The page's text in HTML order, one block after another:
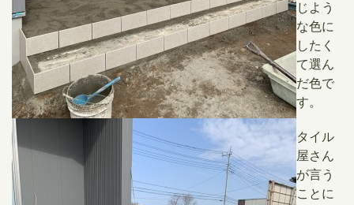
じよう
な色に
したく
て選ん
だ色で
す。
タイル
屋さん
が言う
ことに